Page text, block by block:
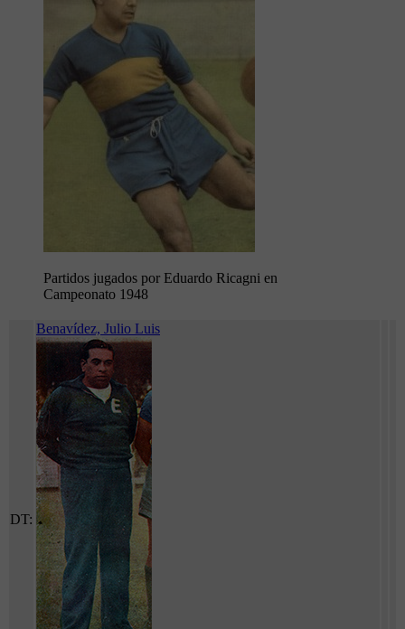
Partidos jugados por Eduardo Ricagni en
Campeonato 1948
DT:
Benavídez, Julio Luis